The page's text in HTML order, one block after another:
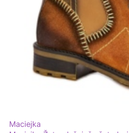
Maciejka